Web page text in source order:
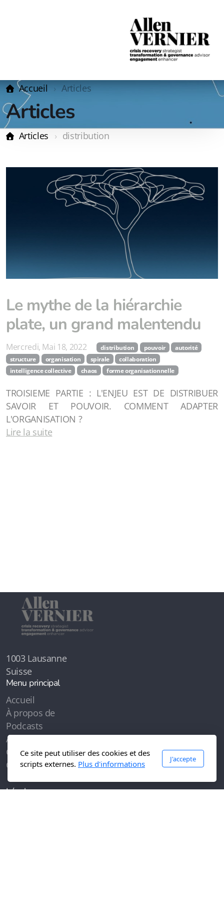
Accueil Articles
Articles
Articles distribution
Le mythe de la hiérarchie
plate, un grand malentendu
Mercredi, Mai 18, 2022 distribution pouvoir
autorité
structure
organisation spirale
collaboration
intelligence collective
chaos forme organisationnelle
TROISIEME PARTIE : L'ENJEU EST DE DISTRIBUER
SAVOIR ET POUVOIR. COMMENT ADAPTER
L'ORGANISATION ?
Lire la suite
1003 Lausanne
Suisse
Menu principal
Accueil
À propos de
Podcasts
Articles
Contenus
Contactez-moi
Légal
Ce site peut utiliser des cookies et des
scripts externes. Plus d'informations
J'accepte